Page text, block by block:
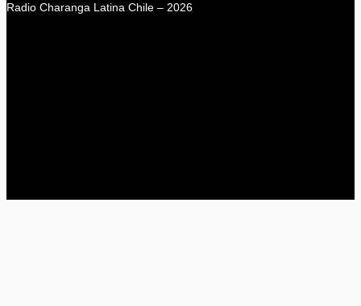
Radio Charanga Latina Chile – 2026